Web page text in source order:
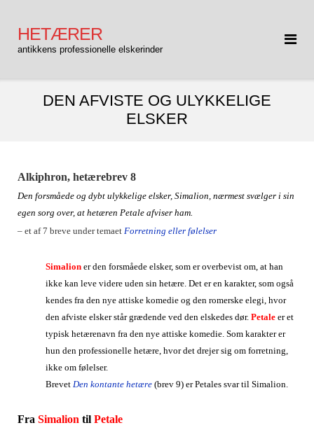
indholdHETÆRER
antikkens professionelle elskerinder
DEN AFVISTE OG ULYKKELIGE
ELSKER
Alkiphron, hetærebrev 8
Den forsmåede og dybt ulykkelige elsker, Simalion, nærmest svælger i sin
egen sorg over, at hetæren Petale afviser ham.
– et af 7 breve under temaet Forretning eller følelser
Simalion er den forsmåede elsker, som er overbevist om, at han
ikke kan leve videre uden sin hetære. Det er en karakter, som også
kendes fra den nye attiske komedie og den romerske elegi, hvor
den afviste elsker står grædende ved den elskedes dør. Petaleer et
typisk hetærenavn fra den nye attiske komedie. Som karakter er
hun den professionelle hetære, hvor det drejer sig om forretning,
ikke om følelser.
Brevet Den kontante hetære(brev 9) er Petales svar til Simalion.
Fra Simalion til Petale